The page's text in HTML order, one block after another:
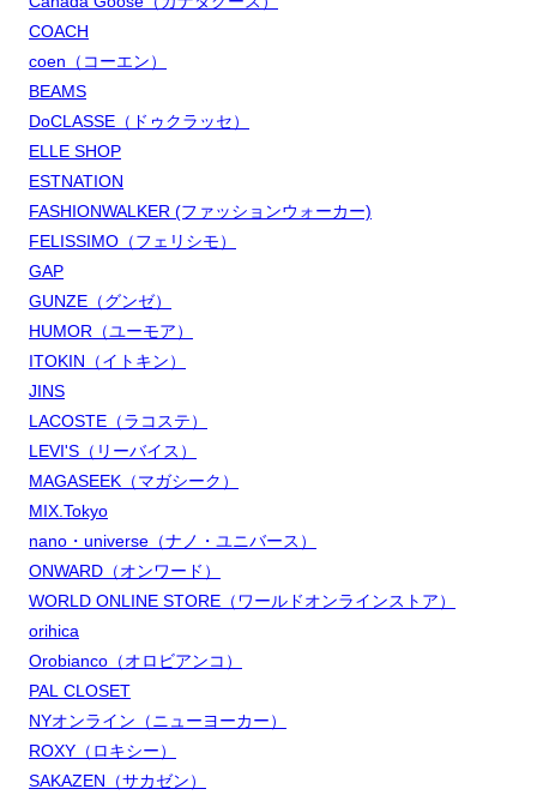
COACH
coen（コーエン）
BEAMS
DoCLASSE（ドゥクラッセ）
ELLE SHOP
ESTNATION
FASHIONWALKER (ファッションウォーカー)
FELISSIMO（フェリシモ）
GAP
GUNZE（グンゼ）
HUMOR（ユーモア）
ITOKIN（イトキン）
JINS
LACOSTE（ラコステ）
LEVI'S（リーバイス）
MAGASEEK（マガシーク）
MIX.Tokyo
nano・universe（ナノ・ユニバース）
ONWARD（オンワード）
WORLD ONLINE STORE（ワールドオンラインストア）
orihica
Orobianco（オロビアンコ）
PAL CLOSET
NYオンライン（ニューヨーカー）
ROXY（ロキシー）
SAKAZEN（サカゼン）